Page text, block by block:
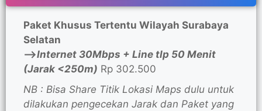
Paket Khusus Tertentu Wilayah Surabaya
Selatan
—>Internet 30Mbps + Line tlp 50 Menit
(Jarak <250m) Rp 302.500
NB : Bisa Share Titik Lokasi Maps dulu untuk
dilakukan pengecekan Jarak dan Paket yang